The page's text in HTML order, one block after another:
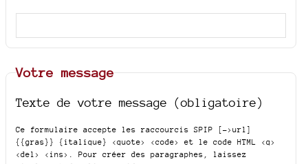
Votre message
Texte de votre message (obligatoire)
Ce formulaire accepte les raccourcis SPIP
[->url]
{{gras}} {italique} <quote> <code>
et le code HTML <q>
<del> <ins>
. Pour créer des paragraphes, laissez